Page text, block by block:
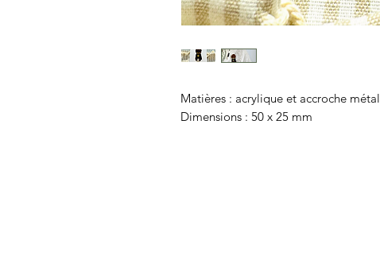
Matières : acrylique et accroche métal
Dimensions : 50 x 25 mm